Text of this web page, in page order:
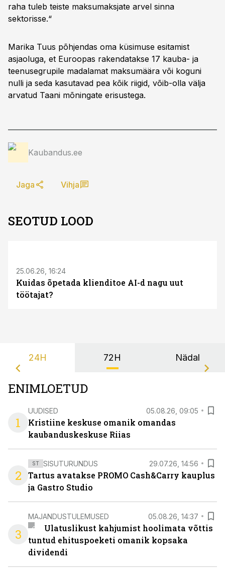
raha tuleb teiste maksumaksjate arvel sinna
sektorisse.“
Marika Tuus põhjendas oma küsimuse esitamist
asjaoluga, et Euroopas rakendatakse 17 kauba- ja
teenusegrupile madalamat maksumäära või koguni
nulli ja seda kasutavad pea kõik riigid, võib-olla välja
arvatud Taani mõningate erisustega.
Kaubandus.ee
Jaga Vihja
SEOTUD LOOD
25.06.26, 16:24
Kuidas õpetada klienditoe AI-d nagu uut
töötajat?
24H 72H Nädal
ENIMLOETUD
1
UUDISED 05.08.26, 09:05
Kristiine keskuse omanik omandas
kaubanduskeskuse Riias
2
ST SISUTURUNDUS 29.07.26, 14:56
Tartus avatakse PROMO Cash&Carry kauplus
ja Gastro Studio
3
MAJANDUSTULEMUSED 05.08.26, 14:37
Ulatuslikust kahjumist hoolimata võttis
tuntud ehituspoeketi omanik kopsaka
dividendi